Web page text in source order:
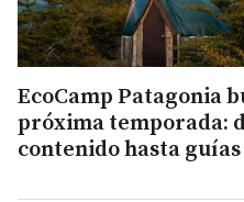
EcoCamp Patagonia
próxima temporada:
contenido hasta